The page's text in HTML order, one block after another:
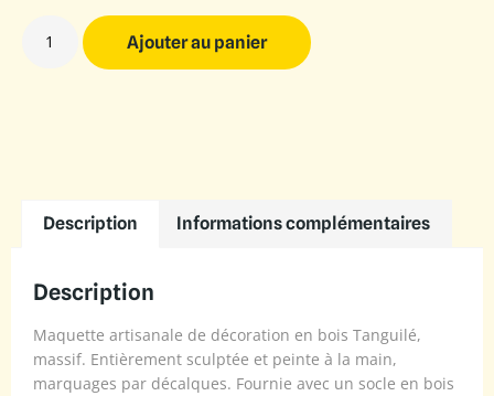
Ajouter au panier
Description Informations complémentaires
Description
Maquette artisanale de décoration en bois Tanguilé,
massif. Entièrement sculptée et peinte à la main,
marquages par décalques. Fournie avec un socle en bois